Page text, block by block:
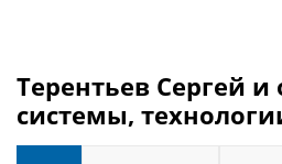
Терентьев Сергей
системы,